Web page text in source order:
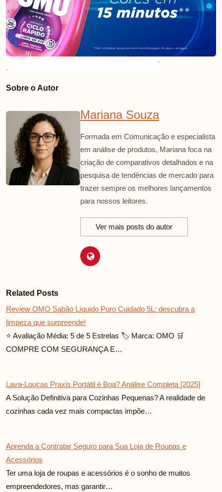
Sobre o Autor
Mariana Souza
Formada em Comunicação e especialista
em análise de produtos, Mariana foca na
criação de comparativos detalhados e na
pesquisa de tendências de mercado para
trazer sempre os melhores lançamentos
para nossos leitores.
Ver mais posts do autor
Related Posts
Review OMO Sabão Líquido Puro Cuidado 5L: descubra a
limpeza que surpreende!
⭐ Avaliação Média: 5 de 5 Estrelas 🏷️ Marca: OMO 🛒
COMPRE COM SEGURANÇA E…
Lava-Louças Praxis Portátil é Boa? Análise Completa [2025]
A Solução Definitiva para Cozinhas Pequenas? A realidade de
cozinhas cada vez mais compactas impõe…
Aprenda a Contratar Seguro para Sua Loja de Roupas e
Acessórios
Ter uma loja de roupas e acessórios é o sonho de muitos
empreendedores, mas garantir…